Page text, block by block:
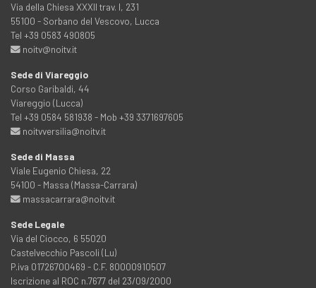
Via della Chiesa XXXII trav. I, 231
55100 - Sorbano del Vescovo, Lucca
Tel +39 0583 490805
noitv@noitv.it
Sede di Viareggio
Corso Garibaldi, 44
Viareggio (Lucca)
Tel +39 0584 581938 - Mob +39 3371697605
noitvversilia@noitv.it
Sede di Massa
Viale Eugenio Chiesa, 22
54100 - Massa (Massa-Carrara)
massacarrara@noitv.it
Sede Legale
Via del Ciocco, 6 55020
Castelvecchio Pascoli (Lu)
P.iva 01726700469 - C.F. 80000910507
Iscrizione al ROC n.7677 del 23/09/2000